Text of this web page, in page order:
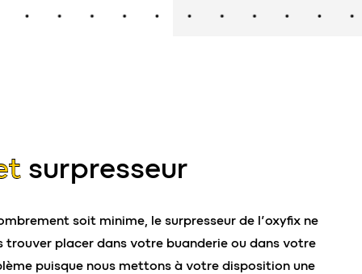
surpresseur
soit minime, le surpresseur de l’oxyfix ne
trouver placer dans votre buanderie ou dans votre
puisque nous mettons à votre disposition une